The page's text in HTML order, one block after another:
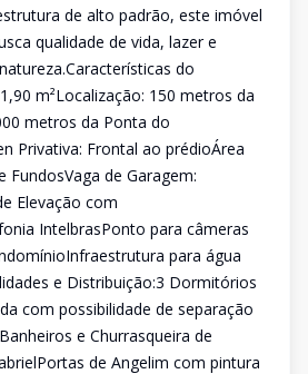
de alto padrão, este imóvel
qualidade de vida, lazer e
do
m²Localização: 150 metros da
metros da Ponta do
Privativa: Frontal ao prédioÁrea
FundosVaga de Garagem:
Elevação com
IntelbrasPonto para câmeras
para água
e Distribuição:3 Dormitórios
com possibilidade de separação
e Churrasqueira de
de Angelim com pintura